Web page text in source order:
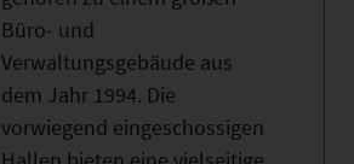
Büro- und
Verwaltungsgebäude aus
dem Jahr 1994. Die
vorwiegend eingeschossigen